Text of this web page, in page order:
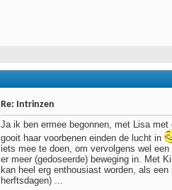
Re: Intrinzen
Ja ik ben ermee begonnen, met Lisa
gooit haar voorbenen einden de lucht in
iets mee te doen, om vervolgens wel
er meer (gedoseerde) beweging in. Met
kan heel erg enthousiast worden, als
herftsdagen) ...